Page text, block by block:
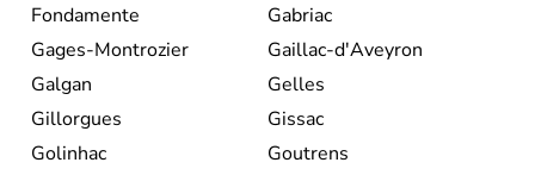
Fondamente
Gabriac
Gages-Montrozier
Gaillac-d'Aveyron
Galgan
Gelles
Gillorgues
Gissac
Golinhac
Goutrens